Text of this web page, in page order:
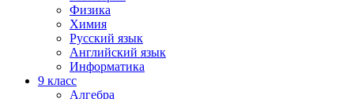
Физика
Химия
Русский язык
Английский язык
Информатика
9 класс
Алгебра